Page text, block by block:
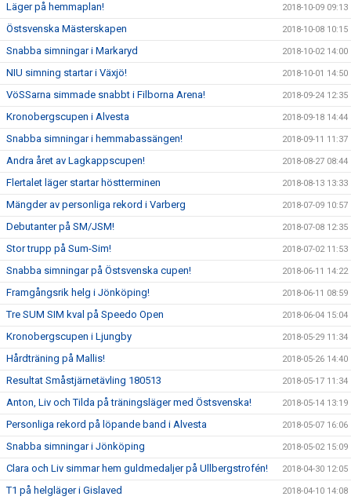
Läger på hemmaplan! 2018-10-09 09:13
Östsvenska Mästerskapen 2018-10-08 10:15
Snabba simningar i Markaryd 2018-10-02 14:00
NIU simning startar i Växjö! 2018-10-01 14:50
VöSSarna simmade snabbt i Filborna Arena! 2018-09-24 12:35
Kronobergscupen i Alvesta 2018-09-18 14:44
Snabba simningar i hemmabassängen! 2018-09-11 11:37
Andra året av Lagkappscupen! 2018-08-27 08:44
Flertalet läger startar höstterminen 2018-08-13 13:33
Mängder av personliga rekord i Varberg 2018-07-09 10:57
Debutanter på SM/JSM! 2018-07-08 12:35
Stor trupp på Sum-Sim! 2018-07-02 11:53
Snabba simningar på Östsvenska cupen! 2018-06-11 14:22
Framgångsrik helg i Jönköping! 2018-06-11 08:59
Tre SUM SIM kval på Speedo Open 2018-06-04 15:04
Kronobergscupen i Ljungby 2018-05-29 11:34
Hårdträning på Mallis! 2018-05-26 14:40
Resultat Småstjärnetävling 180513 2018-05-17 11:34
Anton, Liv och Tilda på träningsläger med Östsvenska! 2018-05-14 13:19
Personliga rekord på löpande band i Alvesta 2018-05-07 16:06
Snabba simningar i Jönköping 2018-05-02 15:09
Clara och Liv simmar hem guldmedaljer på Ullbergstrofén! 2018-04-30 12:05
T1 på helgläger i Gislaved 2018-04-10 14:08